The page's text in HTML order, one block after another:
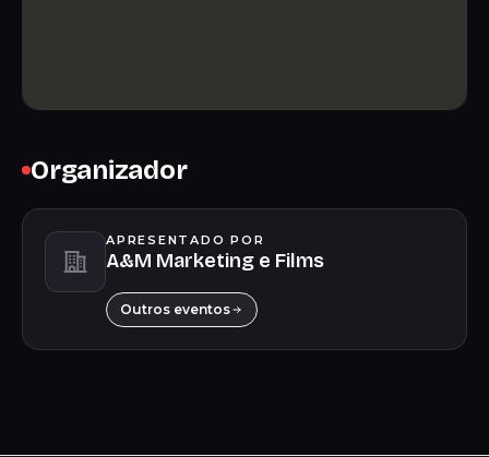
Organizador
APRESENTADO POR
A&M Marketing e Films
Outros eventos